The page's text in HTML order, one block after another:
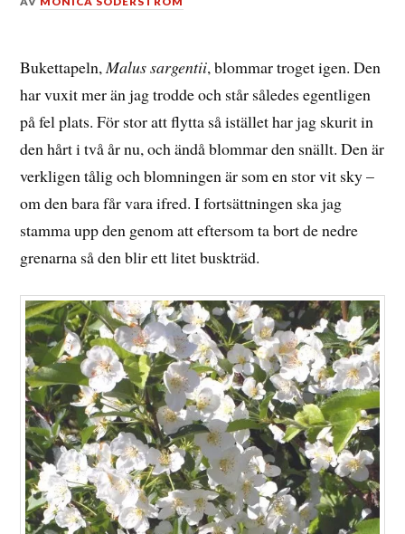
2012
Bukettapeln, Malus sargentii, blommar troget igen. Den
har vuxit mer än jag trodde och står således egentligen
på fel plats. För stor att flytta så istället har jag skurit in
den hårt i två år nu, och ändå blommar den snällt. Den är
verkligen tålig och blomningen är som en stor vit sky –
om den bara får vara ifred. I fortsättningen ska jag
stamma upp den genom att eftersom ta bort de nedre
grenarna så den blir ett litet buskträd.